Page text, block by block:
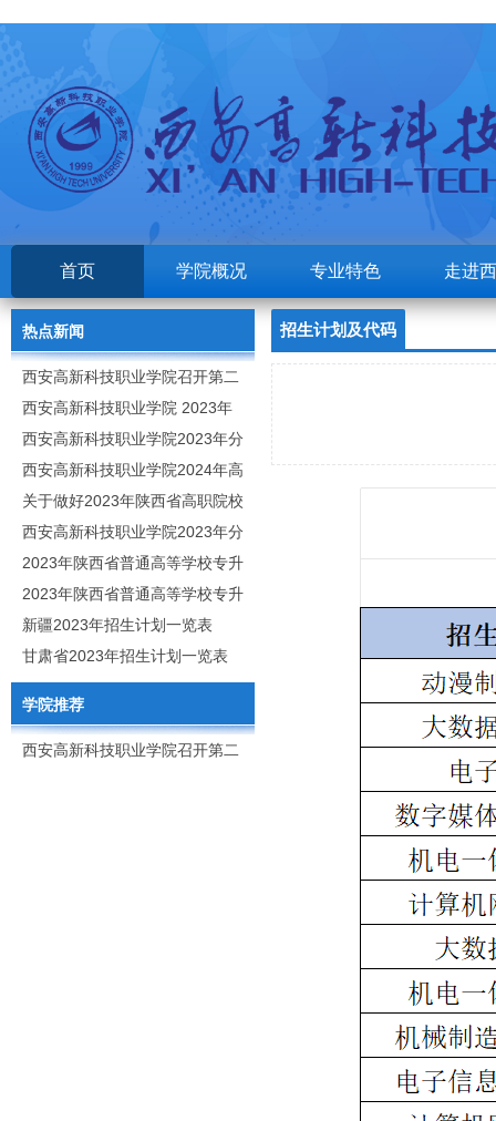
首页 学院概况 专业特色 走进
热点新闻
西安高新科技职业学院召开第二
次党代会
西安高新科技职业学院 2023年
高职分类考试招生章程
西安高新科技职业学院2023年分
类招生专业及计划
西安高新科技职业学院2024年高
职分类招生章程
关于做好2023年陕西省高职院校
分类考试工作的通知
西安高新科技职业学院2023年分
类考试招生简章
2023年陕西省普通高等学校专升
本招生专业目录
2023年陕西省普通高等学校专升
本招生专业课考核科目
新疆2023年招生计划一览表
甘肃省2023年招生计划一览表
学院推荐
西安高新科技职业学院召开第二
招生计划及代码